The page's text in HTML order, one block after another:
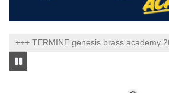
+++ TERMINE genesis brass academy